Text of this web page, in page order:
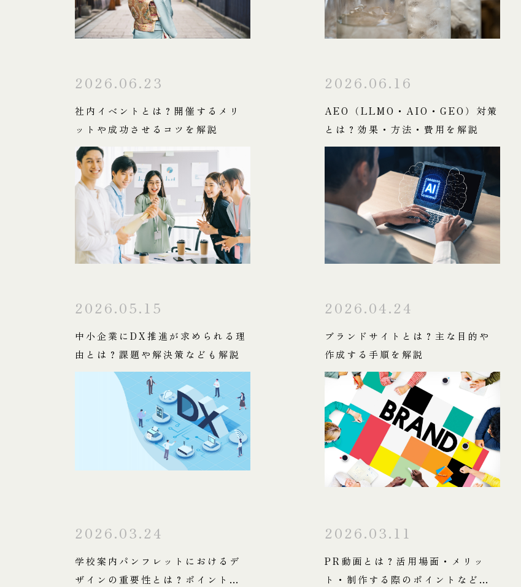
2026.06.23
社内イベントとは？開催するメリ
ットや成功させるコツを解説
2026.06.16
AEO（LLMO・AIO・GEO）対策
とは？効果・方法・費用を解説
2026.05.15
中小企業にDX推進が求められる理
由とは？課題や解決策なども解説
2026.04.24
ブランドサイトとは？主な目的や
作成する手順を解説
2026.03.24
学校案内パンフレットにおけるデ
ザインの重要性とは？ポイントも
2026.03.11
PR動画とは？活用場面・メリッ
ト・制作する際のポイントなどを